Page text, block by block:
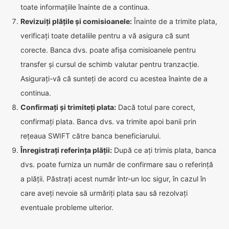
toate informațiile înainte de a continua.
Revizuiți plățile și comisioanele: Înainte de a trimite plata,
verificați toate detaliile pentru a vă asigura că sunt
corecte. Banca dvs. poate afișa comisioanele pentru
transfer și cursul de schimb valutar pentru tranzacție.
Asigurați-vă că sunteți de acord cu acestea înainte de a
continua.
Confirmați și trimiteți plata: Dacă totul pare corect,
confirmați plata. Banca dvs. va trimite apoi banii prin
rețeaua SWIFT către banca beneficiarului.
Înregistrați referința plății: După ce ați trimis plata, banca
dvs. poate furniza un număr de confirmare sau o referință
a plății. Păstrați acest număr într-un loc sigur, în cazul în
care aveți nevoie să urmăriți plata sau să rezolvați
eventuale probleme ulterior.